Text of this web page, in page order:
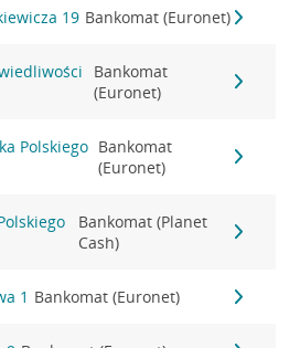
19 Bankomat (Euronet)
Bankomat
(Euronet)
Polskiego Bankomat
(Euronet)
Bankomat (Planet
Cash)
1 Bankomat (Euronet)